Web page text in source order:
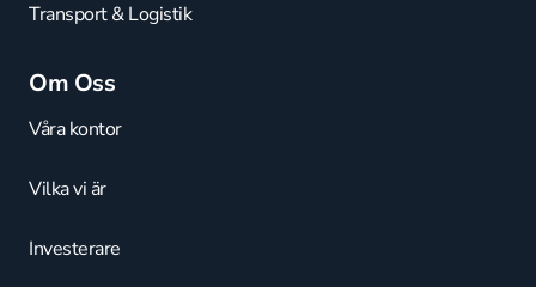
Transport & Logistik
Om Oss
Våra kontor
Vilka vi är
Investerare